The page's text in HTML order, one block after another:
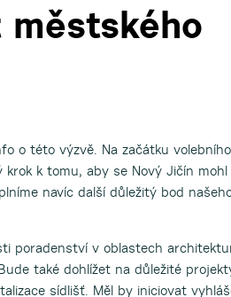
městského
o této výzvě. Na začátku
k tomu, aby se Nový Jičín
navíc další důležitý bod
poradenství v oblastech
také dohlížet na důležité
sídlišť. Měl by iniciovat